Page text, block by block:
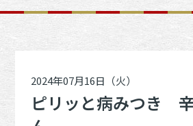
2024年07月16日（火）
ピリッと病みつき